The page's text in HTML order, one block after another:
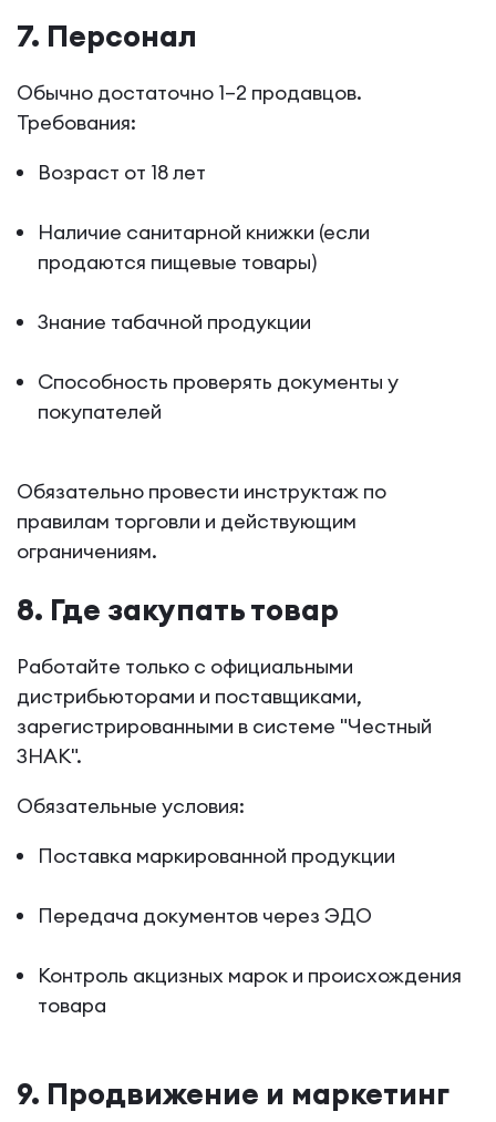
7. Персонал
Обычно достаточно 1–2 продавцов.
Требования:
Возраст от 18 лет
Наличие санитарной книжки (если
продаются пищевые товары)
Знание табачной продукции
Способность проверять документы у
покупателей
Обязательно провести инструктаж по
правилам торговли и действующим
ограничениям.
8. Где закупать товар
Работайте только с официальными
дистрибьюторами и поставщиками,
зарегистрированными в системе "Честный
ЗНАК".
Обязательные условия:
Поставка маркированной продукции
Передача документов через ЭДО
Контроль акцизных марок и происхождения
товара
9. Продвижение и маркетинг